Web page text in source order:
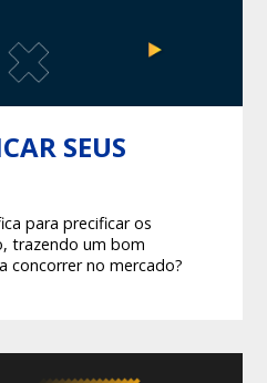
SEUS
para precificar os
trazendo um bom
concorrer no mercado?